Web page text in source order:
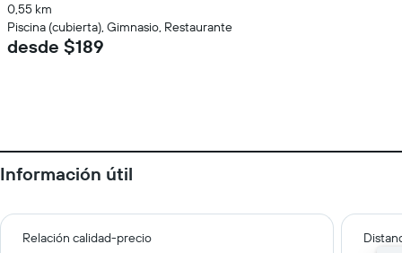
0,55 km
Piscina (cubierta), Gimnasio, Restaurante
desde $189
Información útil
Relación calidad-precio